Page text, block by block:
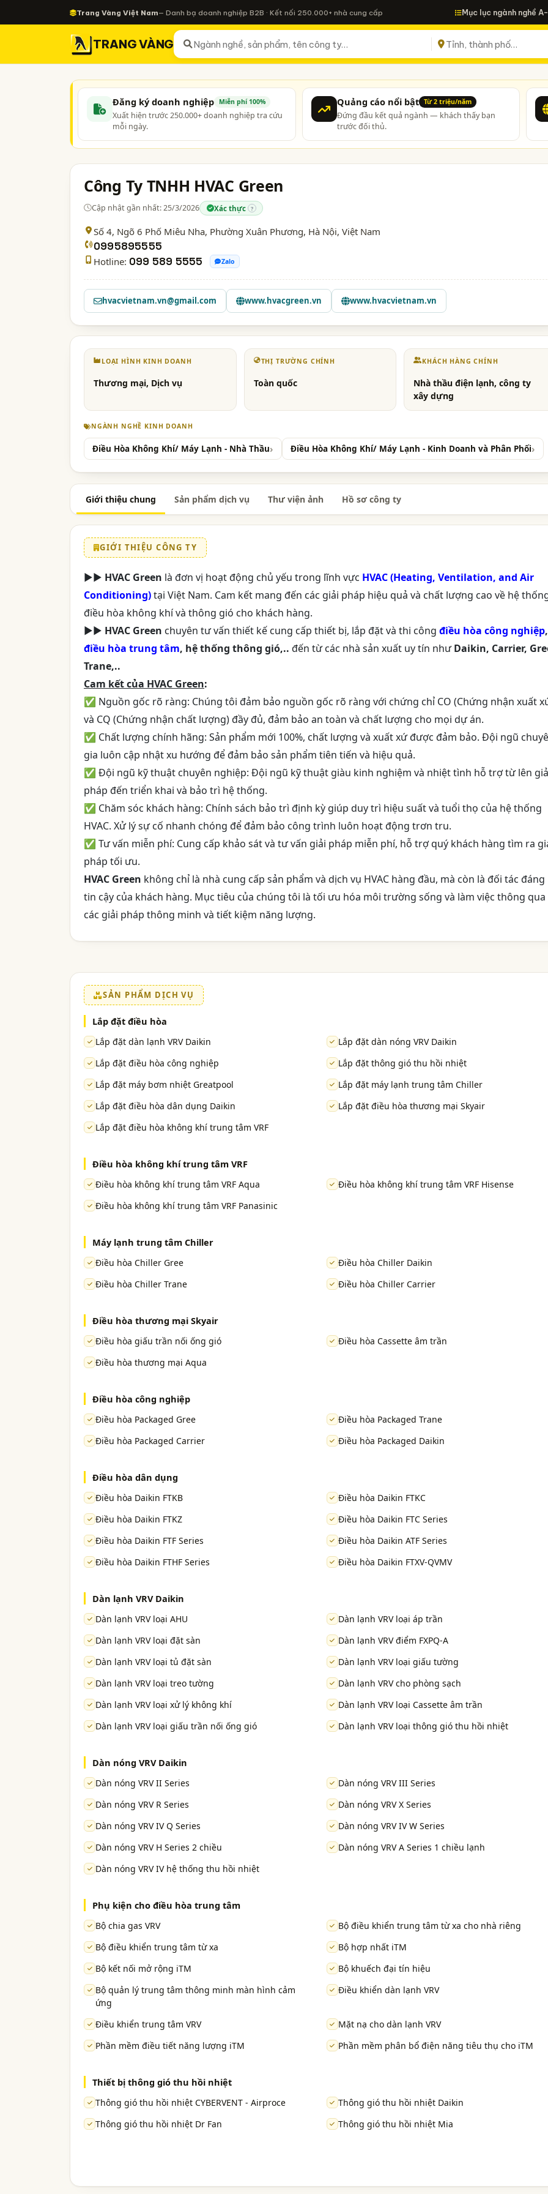
Trang Vàng Việt Nam— Danh bạ doanh nghiệp B2B · Kết nối 250.000+ nhà cung cấp Mục lục ngành nghề
TRANG VÀNG
Đăng ký doanh nghiệp Miễn phí 100%
Xuất hiện trước 250.000+ doanh nghiệp tra cứu
mỗi ngày.
Quảng cáo nổi bật Từ 2 triệu/năm
Đứng đầu kết quả ngành — khách thấy bạn
trước đối thủ.
Công Ty TNHH HVAC Green
Cập nhật gần nhất: 25/3/2026 Xác thực ?
Số 4, Ngõ 6 Phố Miêu Nha, Phường Xuân Phương, Hà Nội, Việt Nam
0995895555
Hotline: 099 589 5555 Zalo
hvacvietnam.vn@gmail.com www.hvacgreen.vn www.hvacvietnam.vn
LOẠI HÌNH KINH DOANH
Thương mại, Dịch vụ
THỊ TRƯỜNG CHÍNH
Toàn quốc
KHÁCH HÀNG CHÍNH
Nhà thầu điện lạnh, công ty
xây dựng
NGÀNH NGHỀ KINH DOANH
Điều Hòa Không Khí/ Máy Lạnh - Nhà Thầu Điều Hòa Không Khí/ Máy Lạnh - Kinh Doanh và Phân Phối
Giới thiệu chung Sản phẩm dịch vụ Thư viện ảnh Hồ sơ công ty
GIỚI THIỆU CÔNG TY
►► HVAC Green là đơn vị hoạt động chủ yếu trong lĩnh vực HVAC (Heating, Ventilation, and Air
Conditioning)tại Việt Nam. Cam kết mang đến các giải pháp hiệu quả và chất lượng cao về hệ
điều hòa không khí và thông gió cho khách hàng.
►► HVAC Green chuyên tư vấn thiết kế cung cấp thiết bị, lắp đặt và thi công điều hòa công nghiệp,
điều hòa trung tâm, hệ thống thông gió,.. đến từ các nhà sản xuất uy tín nhưDaikin, Carrier,
Trane,..
Cam kết của HVAC Green:
✅ Nguồn gốc rõ ràng: Chúng tôi đảm bảo nguồn gốc rõ ràng với chứng chỉ CO (Chứng nhận xuất
và CQ (Chứng nhận chất lượng) đầy đủ, đảm bảo an toàn và chất lượng cho mọi dự án.
✅ Chất lượng chính hãng: Sản phẩm mới 100%, chất lượng và xuất xứ được đảm bảo. Đội ngũ
gia luôn cập nhật xu hướng để đảm bảo sản phẩm tiên tiến và hiệu quả.
✅ Đội ngũ kỹ thuật chuyên nghiệp: Đội ngũ kỹ thuật giàu kinh nghiệm và nhiệt tình hỗ trợ từ lên
pháp đến triển khai và bảo trì hệ thống.
✅ Chăm sóc khách hàng: Chính sách bảo trì định kỳ giúp duy trì hiệu suất và tuổi thọ của hệ thống
HVAC. Xử lý sự cố nhanh chóng để đảm bảo công trình luôn hoạt động trơn tru.
✅ Tư vấn miễn phí: Cung cấp khảo sát và tư vấn giải pháp miễn phí, hỗ trợ quý khách hàng tìm ra
pháp tối ưu.
HVAC Green không chỉ là nhà cung cấp sản phẩm và dịch vụ HVAC hàng đầu, mà còn là đối tác đáng
tin cậy của khách hàng. Mục tiêu của chúng tôi là tối ưu hóa môi trường sống và làm việc thông qua
các giải pháp thông minh và tiết kiệm năng lượng.
SẢN PHẨM DỊCH VỤ
Lắp đặt điều hòa
Lắp đặt dàn lạnh VRV Daikin
Lắp đặt dàn nóng VRV Daikin
Lắp đặt điều hòa công nghiệp
Lắp đặt thông gió thu hồi nhiệt
Lắp đặt máy bơm nhiệt Greatpool
Lắp đặt máy lạnh trung tâm Chiller
Lắp đặt điều hòa dân dụng Daikin
Lắp đặt điều hòa thương mại Skyair
Lắp đặt điều hòa không khí trung tâm VRF
Điều hòa không khí trung tâm VRF
Điều hòa không khí trung tâm VRF Aqua
Điều hòa không khí trung tâm VRF Hisense
Điều hòa không khí trung tâm VRF Panasinic
Máy lạnh trung tâm Chiller
Điều hòa Chiller Gree
Điều hòa Chiller Daikin
Điều hòa Chiller Trane
Điều hòa Chiller Carrier
Điều hòa thương mại Skyair
Điều hòa giấu trần nối ống gió
Điều hòa Cassette âm trần
Điều hòa thương mại Aqua
Điều hòa công nghiệp
Điều hòa Packaged Gree
Điều hòa Packaged Trane
Điều hòa Packaged Carrier
Điều hòa Packaged Daikin
Điều hòa dân dụng
Điều hòa Daikin FTKB
Điều hòa Daikin FTKC
Điều hòa Daikin FTKZ
Điều hòa Daikin FTC Series
Điều hòa Daikin FTF Series
Điều hòa Daikin ATF Series
Điều hòa Daikin FTHF Series
Điều hòa Daikin FTXV-QVMV
Dàn lạnh VRV Daikin
Dàn lạnh VRV loại AHU
Dàn lạnh VRV loại áp trần
Dàn lạnh VRV loại đặt sàn
Dàn lạnh VRV điểm FXPQ-A
Dàn lạnh VRV loại tủ đặt sàn
Dàn lạnh VRV loại giấu tường
Dàn lạnh VRV loại treo tường
Dàn lạnh VRV cho phòng sạch
Dàn lạnh VRV loại xử lý không khí
Dàn lạnh VRV loại Cassette âm trần
Dàn lạnh VRV loại giấu trần nối ống gió
Dàn lạnh VRV loại thông gió thu hồi nhiệt
Dàn nóng VRV Daikin
Dàn nóng VRV II Series
Dàn nóng VRV III Series
Dàn nóng VRV R Series
Dàn nóng VRV X Series
Dàn nóng VRV IV Q Series
Dàn nóng VRV IV W Series
Dàn nóng VRV H Series 2 chiều
Dàn nóng VRV A Series 1 chiều lạnh
Dàn nóng VRV IV hệ thống thu hồi nhiệt
Phụ kiện cho điều hòa trung tâm
Bộ chia gas VRV
Bộ điều khiển trung tâm từ xa cho nhà riêng
Bộ điều khiển trung tâm từ xa
Bộ hợp nhất iTM
Bộ kết nối mở rộng iTM
Bộ khuếch đại tín hiệu
Bộ quản lý trung tâm thông minh màn hình cảm
ứng
Điều khiển dàn lạnh VRV
Điều khiển trung tâm VRV
Mặt nạ cho dàn lạnh VRV
Phần mềm điều tiết năng lượng iTM
Phần mềm phân bổ điện năng tiêu thụ cho iTM
Thiết bị thông gió thu hồi nhiệt
Thông gió thu hồi nhiệt CYBERVENT - Airproce
Thông gió thu hồi nhiệt Daikin
Thông gió thu hồi nhiệt Dr Fan
Thông gió thu hồi nhiệt Mia